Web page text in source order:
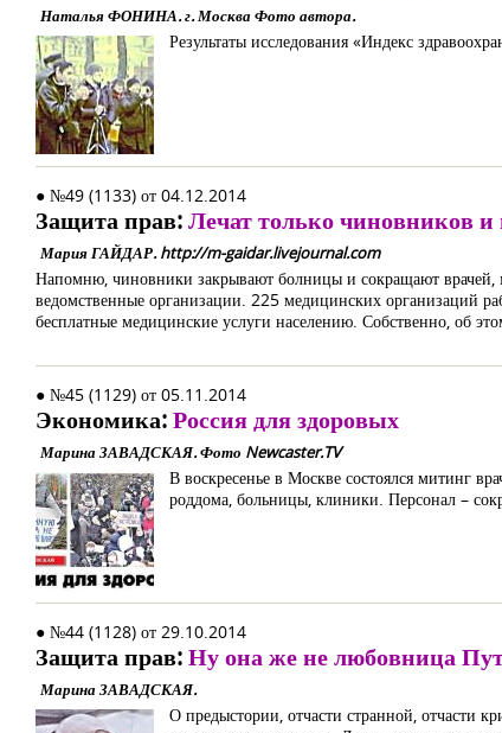
Наталья ФОНИНА. г. Москва Фото автора.
Результаты исследования «Индекс
● №49 (1133) от 04.12.2014
Защита прав:Лечат только чиновников
Мария ГАЙДАР. http://m-gaidar.livejournal.com
Напомню, чиновники закрывают болницы и сокращают врачей,
ведомственные организации. 225 медицинских организаций
бесплатные медицинские услуги населению. Собственно, об
● №45 (1129) от 05.11.2014
Экономика:Россия для здоровых
Марина ЗАВАДСКАЯ. Фото Newcaster.TV
В воскресенье в Москве состоялся митинг
роддома, больницы, клиники. Персонал –
● №44 (1128) от 29.10.2014
Защита прав:Ну она же не любовница
Марина ЗАВАДСКАЯ.
О предыстории, отчасти странной, отчасти